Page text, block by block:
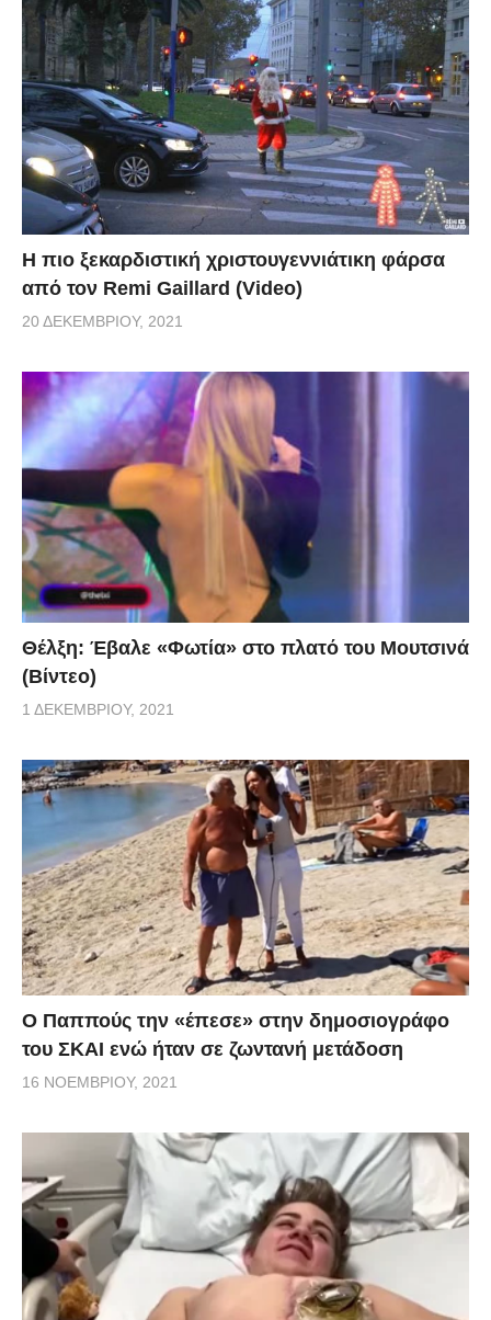
Η πιο ξεκαρδιστική χριστουγεννιάτικη φάρσα
από τον Remi Gaillard (Video)
20 ΔΕΚΕΜΒΡΊΟΥ, 2021
Θέλξη: Έβαλε «Φωτία» στο πλατό του Μουτσινά
(Βίντεο)
1 ΔΕΚΕΜΒΡΊΟΥ, 2021
Ο Παππούς την «έπεσε» στην δημοσιογράφο
του ΣΚΑΙ ενώ ήταν σε ζωντανή μετάδοση
16 ΝΟΕΜΒΡΊΟΥ, 2021